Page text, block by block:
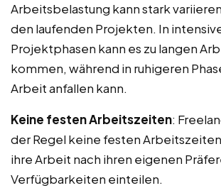
Arbeitsbelastung kann stark
den laufenden Projekten. In
Projektphasen kann es zu langen
kommen, während in ruhigeren
Arbeit anfallen kann.
Keine festen Arbeitszeiten:
der Regel keine festen
ihre Arbeit nach ihren eigenen
Verfügbarkeiten einteilen.